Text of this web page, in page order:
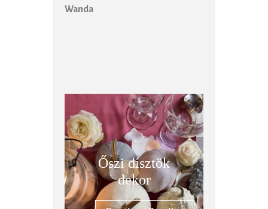
Wanda
Őszi dísztök
dekor